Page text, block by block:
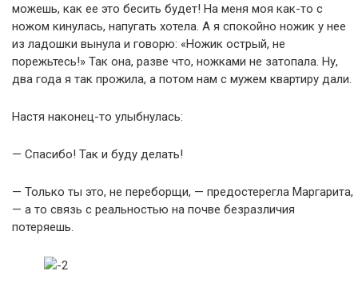
можешь, как ее это бесить будет! На меня моя как-то с
ножом кинулась, напугать хотела. А я спокойно ножик у нее
из ладошки вынула и говорю: «Ножик острый, не
порежьтесь!» Так она, разве что, ножками не затопала. Ну,
два года я так прожила, а потом нам с мужем квартиру дали.
Настя наконец-то улыбнулась:
— Спасибо! Так и буду делать!
— Только ты это, не переборщи, — предостерегла Маргарита,
— а то связь с реальностью на почве безразличия
потеряешь.